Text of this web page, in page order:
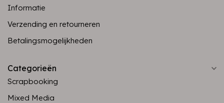
Informatie
Verzending en retourneren
Betalingsmogelijkheden
Categorieën
Scrapbooking
Mixed Media